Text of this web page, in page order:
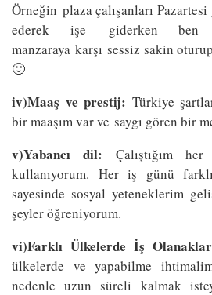
Örneğin plaza çalışanları
ederek işe giderken ben
manzaraya karşı sessiz sakin
🙂
iv)Maaş ve prestij: Türkiye
bir maaşım var ve saygı gören bir
v)Yabancı dil: Çalıştığım
kullanıyorum. Her iş günü
sayesinde sosyal yeteneklerim
şeyler öğreniyorum.
vi)Farklı Ülkelerde İş
ülkelerde ve yapabilme
nedenle uzun süreli kalmak